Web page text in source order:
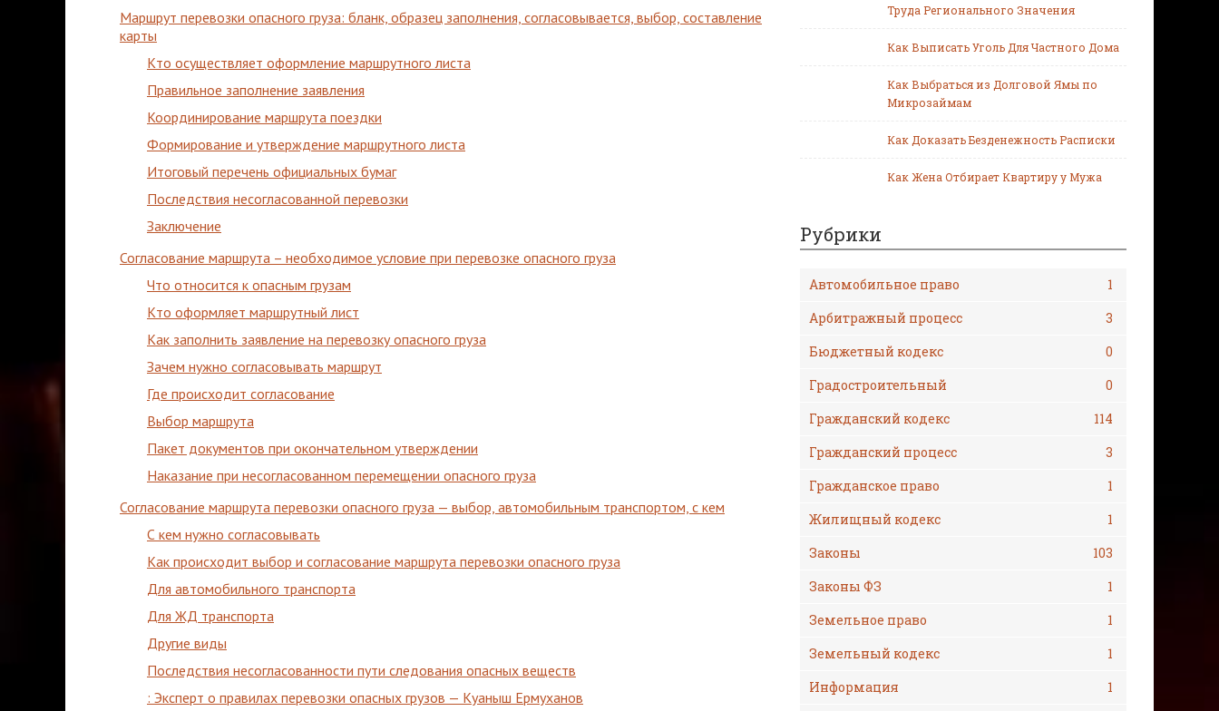
Маршрут перевозки опасного груза: бланк, образец заполнения, согласовывается, выбор, составление
карты
Кто осуществляет оформление маршрутного листа
Правильное заполнение заявления
Координирование маршрута поездки
Формирование и утверждение маршрутного листа
Итоговый перечень официальных бумаг
Последствия несогласованной перевозки
Заключение
Согласование маршрута – необходимое условие при перевозке опасного груза
Что относится к опасным грузам
Кто оформляет маршрутный лист
Как заполнить заявление на перевозку опасного груза
Зачем нужно согласовывать маршрут
Где происходит согласование
Выбор маршрута
Пакет документов при окончательном утверждении
Наказание при несогласованном перемещении опасного груза
Согласование маршрута перевозки опасного груза — выбор, автомобильным транспортом, с кем
С кем нужно согласовывать
Как происходит выбор и согласование маршрута перевозки опасного груза
Для автомобильного транспорта
Для ЖД транспорта
Другие виды
Последствия несогласованности пути следования опасных веществ
: Эксперт о правилах перевозки опасных грузов — Куаныш Ермуханов
Труда Регионального Значения
Как Выписать Уголь Для Частного Дома
Как Выбраться из Долговой Ямы по
Микрозаймам
Как Доказать Безденежность Расписки
Как Жена Отбирает Квартиру у Мужа
Рубрики
Автомобильное право
1
Арбитражный процесс
3
Бюджетный кодекс
0
Градостроительный
0
Гражданский кодекс
114
Гражданский процесс
3
Гражданское право
1
Жилищный кодекс
1
Законы
103
Законы ФЗ
1
Земельное право
1
Земельный кодекс
1
Информация
1